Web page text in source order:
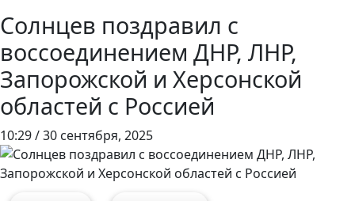
Солнцев поздравил с
воссоединением ДНР, ЛНР,
Запорожской и Херсонской
областей с Россией
10:29 / 30 сентября, 2025